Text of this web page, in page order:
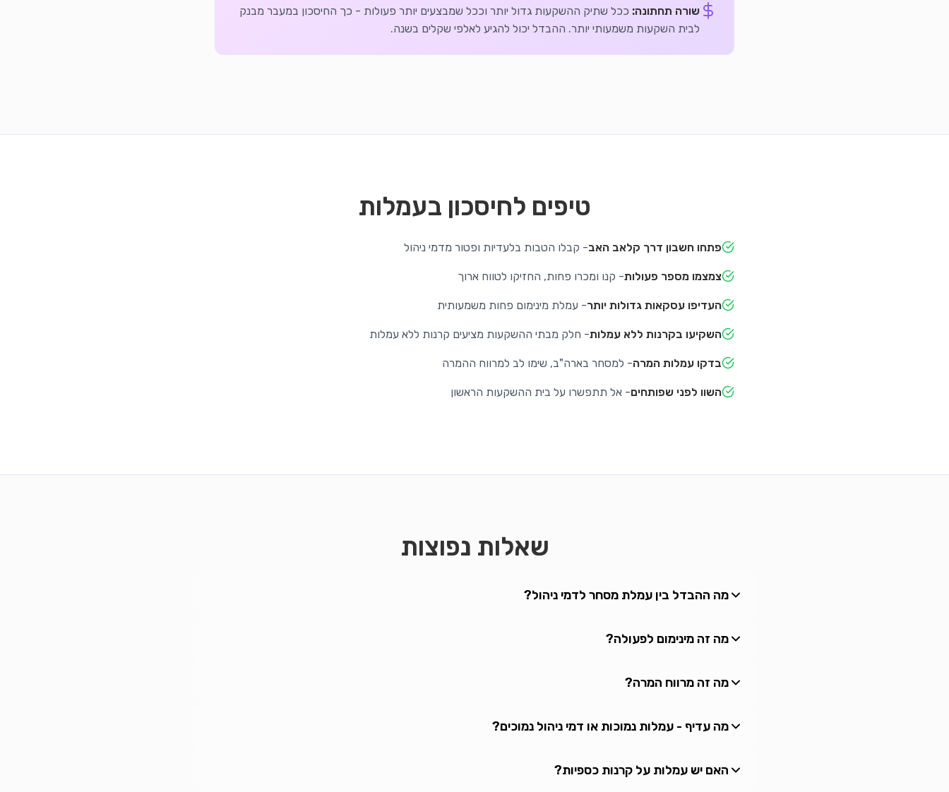
שורה תחתונה: ככל שתיק ההשקעות גדול יותר וככל שמבצעים יותר פעולות - כך החיסכון במעבר מבנק
לבית השקעות משמעותי יותר. ההבדל יכול להגיע לאלפי שקלים בשנה.
טיפים לחיסכון בעמלות
פתחו חשבון דרך קלאב האב- קבלו הטבות בלעדיות ופטור מדמי ניהול
צמצמו מספר פעולות- קנו ומכרו פחות, החזיקו לטווח ארוך
העדיפו עסקאות גדולות יותר- עמלת מינימום פחות משמעותית
השקיעו בקרנות ללא עמלות- חלק מבתי ההשקעות מציעים קרנות ללא עמלות
בדקו עמלות המרה- למסחר בארה"ב, שימו לב למרווח ההמרה
השוו לפני שפותחים- אל תתפשרו על בית ההשקעות הראשון
שאלות נפוצות
מה ההבדל בין עמלת מסחר לדמי ניהול?
מה זה מינימום לפעולה?
מה זה מרווח המרה?
מה עדיף - עמלות נמוכות או דמי ניהול נמוכים?
האם יש עמלות על קרנות כספיות?